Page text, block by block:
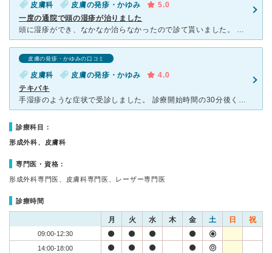
皮膚科 皮膚の発疹・かゆみ
5.0
一度の通院で頭の湿疹が治りました
頭に湿疹ができ、なかなか治らなかったので診て貰いました。 「脂漏性湿疹なのでシャンプーを丁寧にしてください」と言われました。 毎日シャンプーをしていたのですが、一度に２回に増やし 頭皮を念入りに
皮膚の発疹・かゆみの口コミ
皮膚科 皮膚の発疹・かゆみ
4.0
テキパキ
手湿疹のような症状で受診しました。 診療開始時間の30分後くらいに行きましたが、待合室の席がほとんど埋まるくらい混んでいて、相当待つだろうなと思いましたが、待ったのは2〜30分くらいかな？案外早く診
診療科目：
形成外科、皮膚科
専門医・資格：
形成外科専門医、皮膚科専門医、レーザー専門医
診療時間
月 火 水 木 金 土 日 祝
09:00-12:30
14:00-18:00